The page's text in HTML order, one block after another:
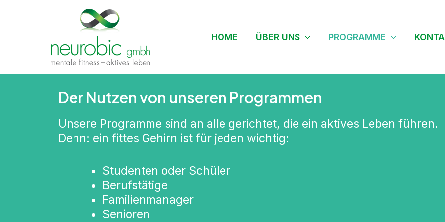
HOME ÜBER UNS PROGRAMME
Der Nutzen von unseren Programmen
Unsere Programme sind an alle gerichtet, die ein aktives Leben führen.
Denn: ein fittes Gehirn ist für jeden wichtig:
Studenten oder Schüler
Berufstätige
Familienmanager
Senioren